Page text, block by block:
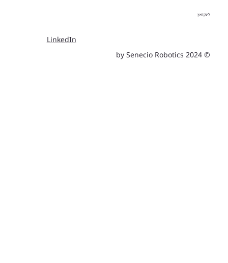
לינקדאין
LinkedIn
© 2024 by Senecio Robotics